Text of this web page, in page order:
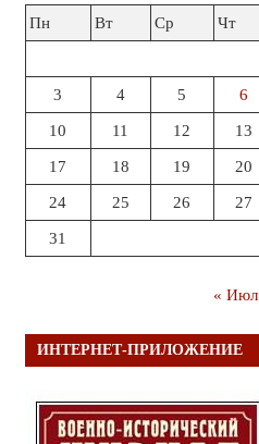
Пн
Вт Ср Чт
3 4 5 6
10 11 12 13
17 18 19 20
24 25 26 27
31
« Июл
ИНТЕРНЕТ-ПРИЛОЖЕНИЕ